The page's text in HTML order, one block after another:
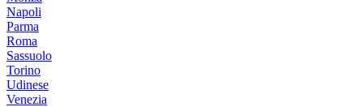
Napoli
Parma
Roma
Sassuolo
Torino
Udinese
Venezia